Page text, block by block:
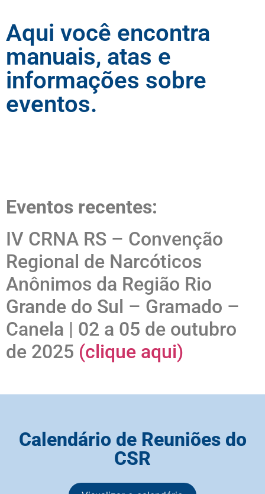
Aqui você encontra
manuais, atas e
informações sobre
eventos.
Eventos recentes:
IV CRNA RS – Convenção
Regional de Narcóticos
Anônimos da Região Rio
Grande do Sul – Gramado –
Canela | 02 a 05 de outubro
de 2025 (clique aqui)
Calendário de Reuniões do
CSR